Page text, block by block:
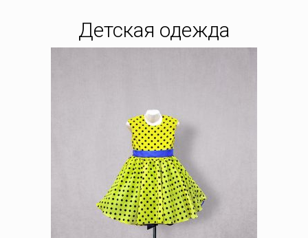
Детская одежда